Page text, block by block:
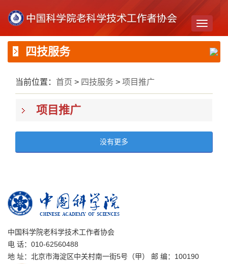
Toggle
四技服务
当前位置： 首页 > 四技服务 > 项目推广
项目推广
没有更多
中国科学院老科学技术工作者协会
电 话：010-62560488
地 址：北京市海淀区中关村南一街5号（甲） 邮 编：100190